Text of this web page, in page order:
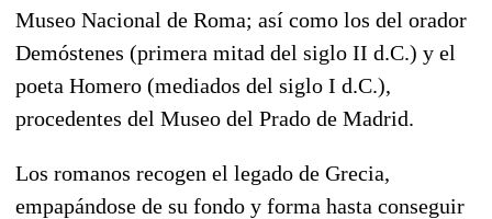
Museo Nacional de Roma; así como los del orador
Demóstenes (primera mitad del siglo II d.C.) y el
poeta Homero (mediados del siglo I d.C.),
procedentes del Museo del Prado de Madrid.
Los romanos recogen el legado de Grecia,
empapándose de su fondo y forma hasta conseguir